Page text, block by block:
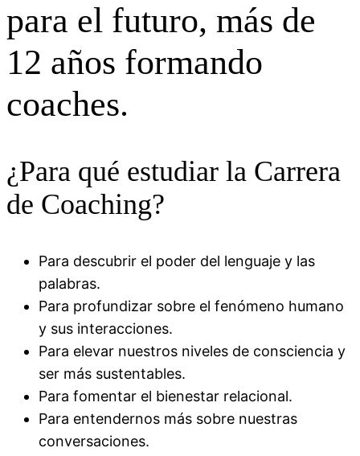
para el futuro, más de
12 años formando
coaches.
¿Para qué estudiar la Carrera
de Coaching?
Para descubrir el poder del lenguaje y las
palabras.
Para profundizar sobre el fenómeno humano
y sus interacciones.
Para elevar nuestros niveles de consciencia y
ser más sustentables.
Para fomentar el bienestar relacional.
Para entendernos más sobre nuestras
conversaciones.